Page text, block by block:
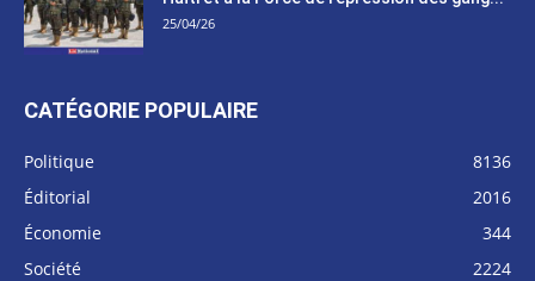
25/04/26
CATÉGORIE POPULAIRE
Politique
8136
Éditorial
2016
Économie
344
Société
2224